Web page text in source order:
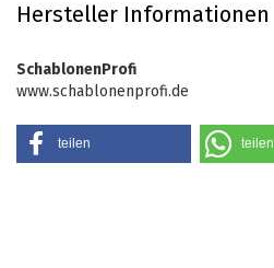
Hersteller Informationen
SchablonenProfi
www.schablonenprofi.de
teilen teilen